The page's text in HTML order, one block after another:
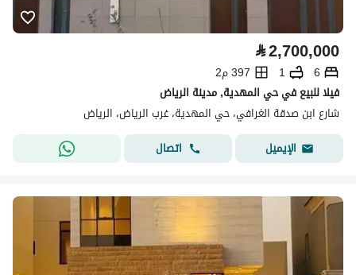
⃁2,700,000
6
1
397 م2
فيلا للبيع في حي المهدية, مدينة الرياض
شارع ابن صدقة الغرافي، حي المهدية، غرب الرياض، الرياض
الإيميل
اتصال